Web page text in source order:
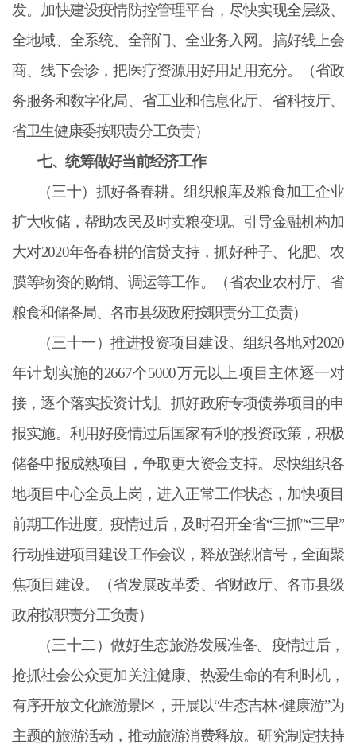
发。加快建设疫情防控管理平台，尽快实现全层级、
全地域、全系统、全部门、全业务入网。搞好线上会
商、线下会诊，把医疗资源用好用足用充分。（省政
务服务和数字化局、省工业和信息化厅、省科技厅、
省卫生健康委按职责分工负责）
七、统筹做好当前经济工作
（三十）抓好备春耕。组织粮库及粮食加工企业
扩大收储，帮助农民及时卖粮变现。引导金融机构加
大对2020年备春耕的信贷支持，抓好种子、化肥、农
膜等物资的购销、调运等工作。（省农业农村厅、省
粮食和储备局、各市县级政府按职责分工负责）
（三十一）推进投资项目建设。组织各地对2020
年计划实施的2667个5000万元以上项目主体逐一对
接，逐个落实投资计划。抓好政府专项债券项目的申
报实施。利用好疫情过后国家有利的投资政策，积极
储备申报成熟项目，争取更大资金支持。尽快组织各
地项目中心全员上岗，进入正常工作状态，加快项目
前期工作进度。疫情过后，及时召开全省“三抓”“三早”
行动推进项目建设工作会议，释放强烈信号，全面聚
焦项目建设。（省发展改革委、省财政厅、各市县级
政府按职责分工负责）
（三十二）做好生态旅游发展准备。疫情过后，
抢抓社会公众更加关注健康、热爱生命的有利时机，
有序开放文化旅游景区，开展以“生态吉林·健康游”为
主题的旅游活动，推动旅游消费释放。研究制定扶持